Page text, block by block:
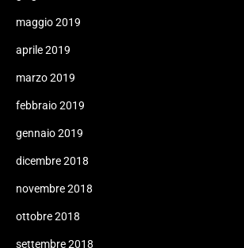
maggio 2019
aprile 2019
marzo 2019
febbraio 2019
gennaio 2019
dicembre 2018
novembre 2018
ottobre 2018
settembre 2018